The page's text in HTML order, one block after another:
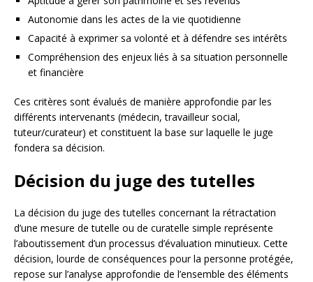
Autonomie dans les actes de la vie quotidienne
Capacité à exprimer sa volonté et à défendre ses intérêts
Compréhension des enjeux liés à sa situation personnelle
et financière
Ces critères sont évalués de manière approfondie par les
différents intervenants (médecin, travailleur social,
tuteur/curateur) et constituent la base sur laquelle le juge
fondera sa décision.
Décision du juge des tutelles
La décision du juge des tutelles concernant la rétractation
d’une mesure de tutelle ou de curatelle simple représente
l’aboutissement d’un processus d’évaluation minutieux. Cette
décision, lourde de conséquences pour la personne protégée,
repose sur l’analyse approfondie de l’ensemble des éléments